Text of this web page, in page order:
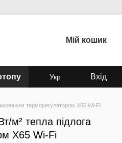
Мій кошик
Укр Вхід
терморегулятором Х65 Wi-Fi
м² тепла підлога
Х65 Wi-Fi